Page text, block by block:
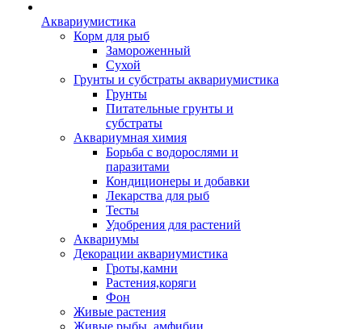
Аквариумистика
Корм для рыб
Замороженный
Сухой
Грунты и субстраты аквариумистика
Грунты
Питательные грунты и
субстраты
Аквариумная химия
Борьба с водорослями и
паразитами
Кондиционеры и добавки
Лекарства для рыб
Тесты
Удобрения для растений
Аквариумы
Декорации аквариумистика
Гроты,камни
Растения,коряги
Фон
Живые растения
Живые рыбы, амфибии